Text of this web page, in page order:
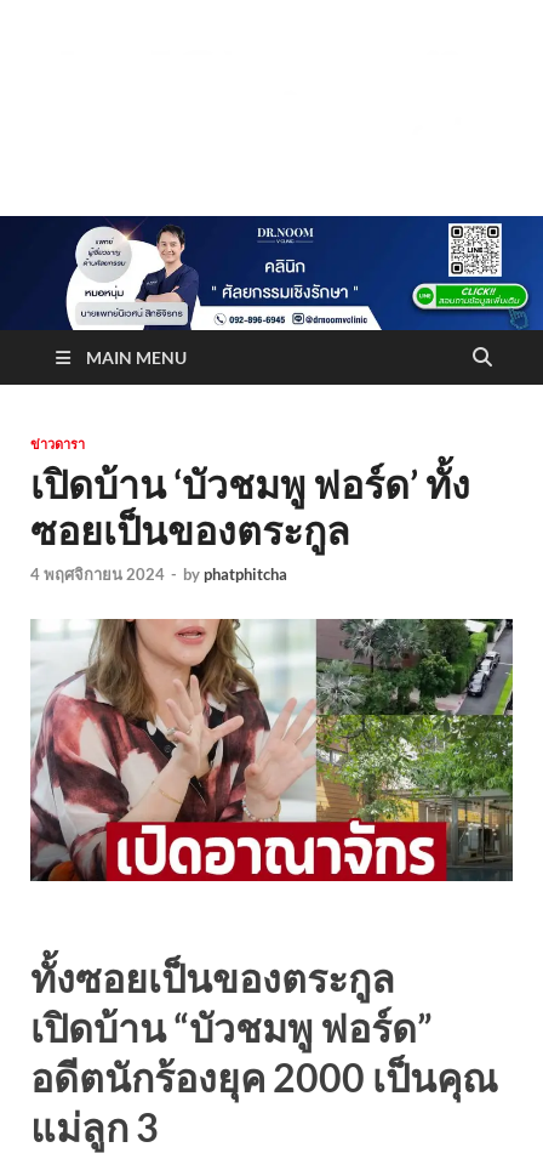
Truststoreonline
MAIN MENU
ข่าวดารา
เปิดบ้าน ‘บัวชมพู ฟอร์ด’ ทั้ง
ซอยเป็นของตระกูล
4 พฤศจิกายน 2024 - byphatphitcha
ทั้งซอยเป็นของตระกูล
เปิดบ้าน “บัวชมพู ฟอร์ด”
อดีตนักร้องยุค 2000 เป็นคุณ
แม่ลูก 3